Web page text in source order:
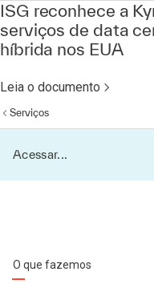
ISG reconhece a
serviços de data
híbrida nos EUA
Leia o documento
Serviços
Acessar...
O que fazemos